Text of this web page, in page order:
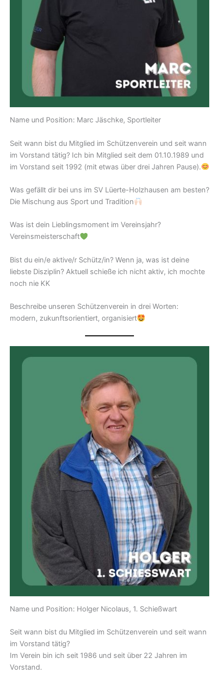
Name und Position: Marc Jäschke, Sportleiter
Seit wann bist du Mitglied im Schützenverein und seit wann
im Vorstand tätig? Ich bin Mitglied seit dem 01.10.1989 und
im Vorstand seit 1992 (mit etwas über drei Jahren Pause).
Was gefällt dir bei uns im SV Lüerte-Holzhausen am besten?
Die Mischung aus Sport und Tradition
Was ist dein Lieblingsmoment im Vereinsjahr?
Vereinsmeisterschaft
Bist du ein/e aktive/r Schütz/in? Wenn ja, was ist deine
liebste Disziplin? Aktuell schieße ich nicht aktiv, ich mochte
noch nie KK
Beschreibe unseren Schützenverein in drei Worten:
modern, zukunftsorientiert, organisiert
Name und Position: Holger Nicolaus, 1. Schießwart
Seit wann bist du Mitglied im Schützenverein und seit wann
im Vorstand tätig?
Im Verein bin ich seit 1986 und seit über 22 Jahren im
Vorstand.